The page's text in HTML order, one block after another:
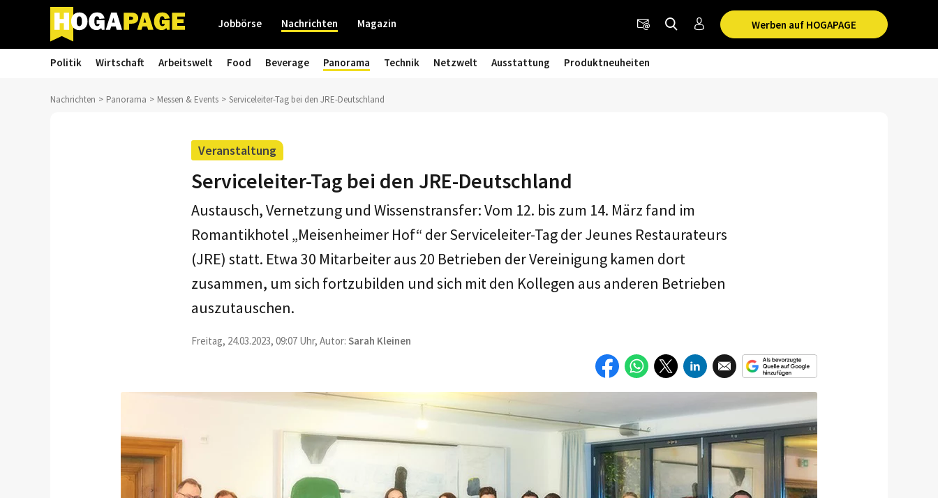
Werben auf HOGAPAGE
Jobbörse Nachrichten Magazin
Politik Wirtschaft Arbeitswelt Food Beverage Panorama Technik Netzwelt Ausstattung Produktneuheiten
Nachrichten Panorama Messen & Events Serviceleiter-Tag bei den JRE-Deutschland
Veranstaltung
Serviceleiter-Tag bei den JRE-Deutschland
Austausch, Vernetzung und Wissenstransfer: Vom 12. bis zum 14. März fand im
Romantikhotel „Meisenheimer Hof“ der Serviceleiter-Tag der Jeunes Restaurateurs
(JRE) statt. Etwa 30 Mitarbeiter aus 20 Betrieben der Vereinigung kamen dort
zusammen, um sich fortzubilden und sich mit den Kollegen aus anderen Betrieben
auszutauschen.
Freitag, 24.03.2023, 09:07 Uhr, Autor: Sarah Kleinen